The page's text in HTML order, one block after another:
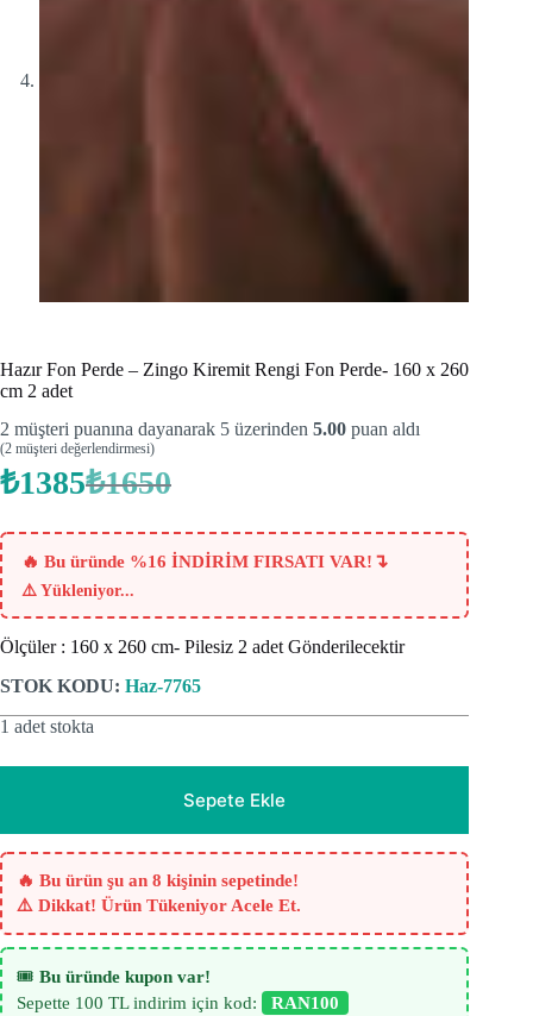
Hazır Fon Perde – Zingo Kiremit Rengi Fon Perde- 160 x 260
cm 2 adet
2 müşteri puanına dayanarak 5 üzerinden 5.00 puan aldı
(2 müşteri değerlendirmesi)
₺1650
Orijinal
₺1650.
₺1385Şu
fiyat:
₺1385.
🔥 Bu üründe %16 İNDİRİM FIRSATI VAR! ↴
⚠️ Yükleniyor...
Ölçüler : 160 x 260 cm- Pilesiz 2 adet Gönderilecektir
STOK KODU: Haz-7765
1 adet stokta
Sepete Ekle
🔥 Bu ürün şu an 8 kişinin sepetinde!
⚠️ Dikkat! Ürün Tükeniyor Acele Et.
🎟️ Bu üründe kupon var!
Sepette 100 TL indirim için kod:
RAN100